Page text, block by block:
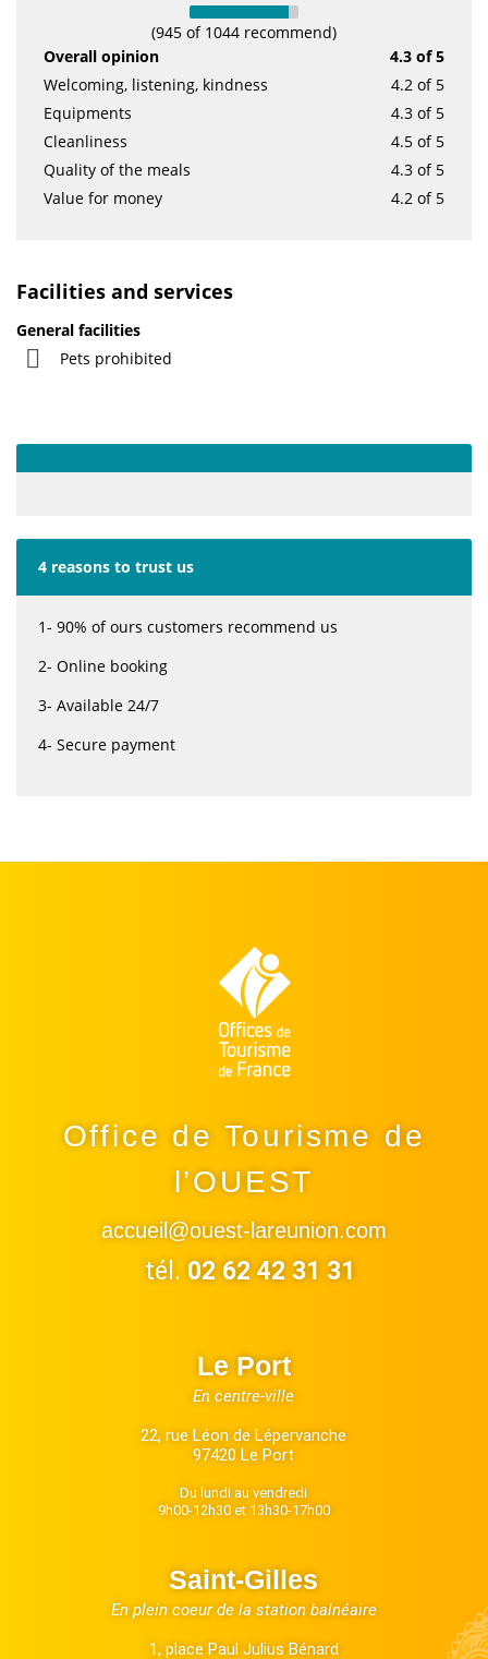
(945 of 1044 recommend)
Overall opinion
4.3 of 5
Welcoming, listening, kindness
4.2 of 5
Equipments
4.3 of 5
Cleanliness
4.5 of 5
Quality of the meals
4.3 of 5
Value for money
4.2 of 5
Facilities and services
General facilities
Pets prohibited
4 reasons to trust us
1- 90% of ours customers recommend us
2- Online booking
3- Available 24/7
4- Secure payment
Office de Tourisme de
l’OUEST
accueil@ouest-lareunion.com
tél. 02 62 42 31 31
Le Port
En centre-ville
22, rue Léon de Lépervanche
97420 Le Port
Du lundi au vendredi
9h00-12h30 et 13h30-17h00
Saint-Gilles
En plein coeur de la station balnéaire
1, place Paul Julius Bénard